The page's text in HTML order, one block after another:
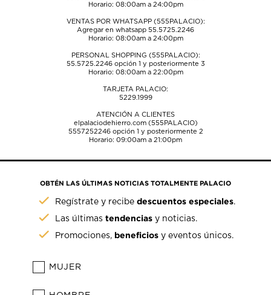
Horario: 08:00am a 24:00pm
VENTAS POR WHATSAPP (555PALACIO):
Agregar en whatsapp 55.5725.2246
Horario: 08:00am a 24:00pm
PERSONAL SHOPPING (555PALACIO):
55.5725.2246opción 1 y posteriormente 3
Horario: 08:00am a 22:00pm
TARJETA PALACIO:
5229.1999
ATENCIÓN A CLIENTES
elpalaciodehierro.com (555PALACIO)
5557252246opción 1 y posteriormente 2
Horario: 09:00am a 21:00pm
OBTÉN LAS ÚLTIMAS NOTICIAS TOTALMENTE PALACIO
Regístrate y recibedescuentos especiales.
Las últimastendencias y noticias.
Promociones, beneficios y eventos únicos.
MUJER